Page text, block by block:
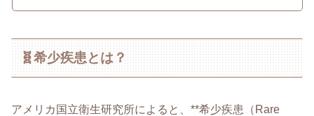
🧬希少疾患とは？
アメリカ国立衛生研究所によると、**希少疾患（Rare